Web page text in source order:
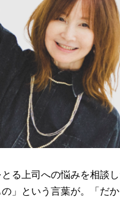
る上司への悩みを相談
」という言葉が。「だ